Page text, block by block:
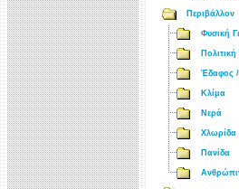
Περιβάλλον
Φυσική
Έδαφος
Κλίμα
Νερά
Χλωρίδα
Πανίδα